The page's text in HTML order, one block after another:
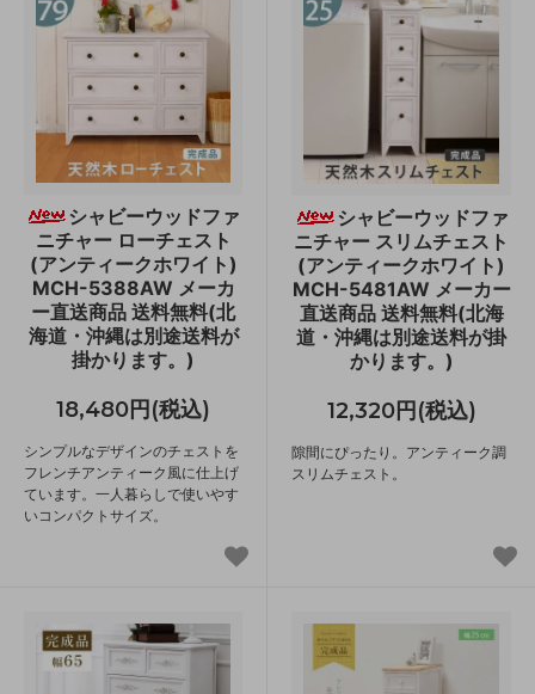
シャビーウッドファ
ニチャー ローチェスト
(アンティークホワイト)
MCH-5388AW メーカ
ー直送商品 送料無料(北
海道・沖縄は別途送料が
掛かります。)
18,480円(税込)
シンプルなデザインのチェストを
フレンチアンティーク風に仕上げ
ています。一人暮らしで使いやす
いコンパクトサイズ。
シャビーウッドファ
ニチャー スリムチェスト
(アンティークホワイト)
MCH-5481AW メーカー
直送商品 送料無料(北海
道・沖縄は別途送料が掛
かります。)
12,320円(税込)
隙間にぴったり。アンティーク調
スリムチェスト。